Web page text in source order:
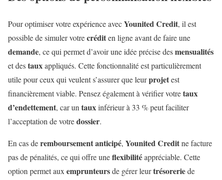
Pour optimiser votre expérience avecYounited Credit, il est
possible de simuler votrecréditen ligne avant de faire une
demande, ce qui permet d’avoir une idée précise desmensualités
et destauxappliqués. Cette fonctionnalité est particulièrement
utile pour ceux qui veulent s’assurer que leurprojetest
financièrement viable. Pensez également à vérifier votretaux
d’endettement, car un tauxinférieur à 33 % peut faciliter
l’acceptation de votredossier.
En cas deremboursement anticipé, Younited Creditne facture
pas de pénalités, ce qui offre uneflexibilitéappréciable. Cette
option permet aux emprunteursde gérer leurtrésoreriede